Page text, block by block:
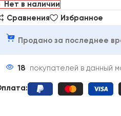
Нет в наличии
Сравнения
Избранное
Продано за последнее
18 покупателей в данный